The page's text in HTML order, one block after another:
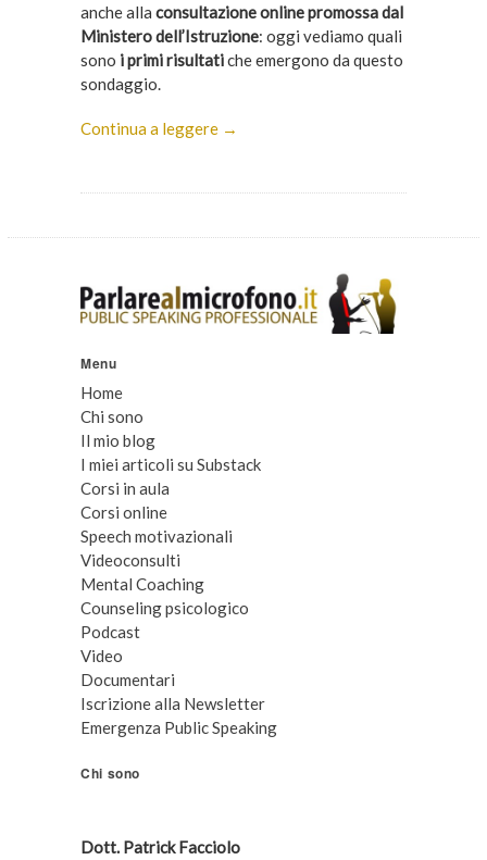
anche alla consultazione online promossa dal
Ministero dell’Istruzione: oggi vediamo quali
sono i primi risultatiche emergono da questo
sondaggio.
Continua a leggere →
Menu
Home
Chi sono
Il mio blog
I miei articoli su Substack
Corsi in aula
Corsi online
Speech motivazionali
Videoconsulti
Mental Coaching
Counseling psicologico
Podcast
Video
Documentari
Iscrizione alla Newsletter
Emergenza Public Speaking
Chi sono
Dott. Patrick Facciolo